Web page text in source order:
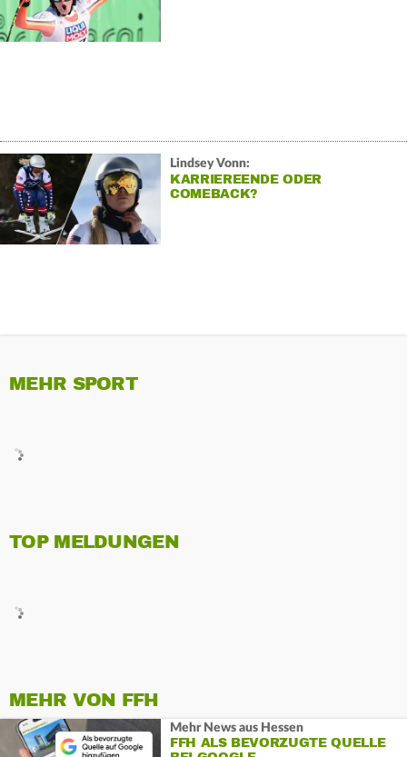
Lindsey Vonn:
KARRIEREENDE ODER
COMEBACK?
MEHR SPORT
TOP MELDUNGEN
MEHR VON FFH
Mehr News aus Hessen
FFH ALS BEVORZUGTE QUELLE